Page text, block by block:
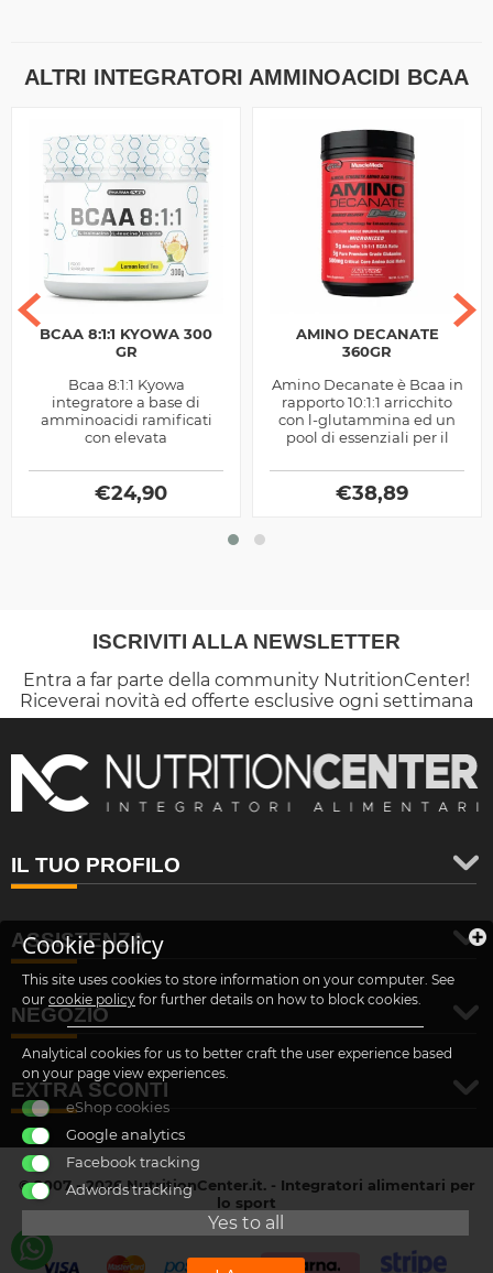
ALTRI INTEGRATORI AMMINOACIDI BCAA
BCAA 8:1:1 KYOWA 300
GR
Bcaa 8:1:1 Kyowa
integratore a base di
amminoacidi ramificati
con elevata
ideali per migliorare il
nutrimento muscolare,
prodotto...
€24,90
AMINO DECANATE
360GR
Amino Decanate è Bcaa in
rapporto 10:1:1 arricchito
con l-glutammina ed un
pool di essenziali per il
proteica, ottimo pre e
post...
€38,89
ISCRIVITI ALLA NEWSLETTER
Entra a far parte della community NutritionCenter!
Riceverai novità ed offerte esclusive ogni settimana
IL TUO PROFILO
ASSISTENZA
NEGOZIO
EXTRA SCONTI
© 2007 - 2026 NutritionCenter.it. - Integratori alimentari per
lo sport
customer@nutritioncenter.it
Cookie policy
This site uses cookies to store information on your computer. See
our cookie policy for further details on how to block cookies.
Analytical cookies for us to better craft the user experience based
on your page view experiences.
eShop cookies
Google analytics
Facebook tracking
Adwords tracking
Yes to all